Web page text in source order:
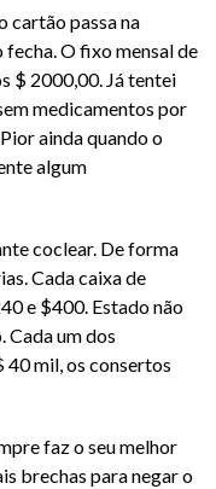
cartão passa na
fecha. O fixo mensal de
$ 2000,00. Já tentei
medicamentos por
ainda quando o
algum
coclear. De forma
Cada caixa de
e $400. Estado não
Cada um dos
40 mil, os consertos
faz o seu melhor
brechas para negar o